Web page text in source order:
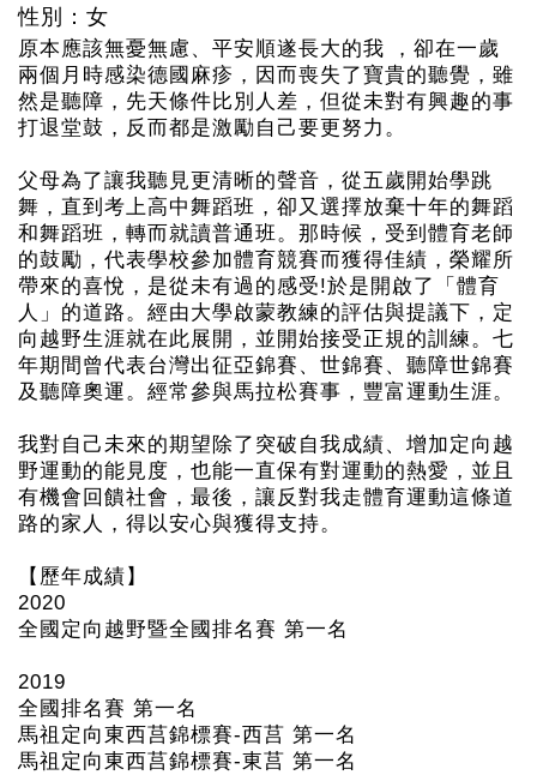
性別：女
原本應該無憂無慮、平安順遂長大的我 ，卻在一歲
兩個月時感染德國麻疹，因而喪失了寶貴的聽覺，雖
然是聽障，先天條件比別人差，但從未對有興趣的事
打退堂鼓，反而都是激勵自己要更努力。
父母為了讓我聽見更清晰的聲音，從五歲開始學跳
舞，直到考上高中舞蹈班，卻又選擇放棄十年的舞蹈
和舞蹈班，轉而就讀普通班。那時候，受到體育老師
的鼓勵，代表學校參加體育競賽而獲得佳績，榮耀所
帶來的喜悅，是從未有過的感受!於是開啟了「體育
人」的道路。經由大學啟蒙教練的評估與提議下，定
向越野生涯就在此展開，並開始接受正規的訓練。七
年期間曾代表台灣出征亞錦賽、世錦賽、聽障世錦賽
及聽障奧運。經常參與馬拉松賽事，豐富運動生涯。
我對自己未來的期望除了突破自我成績、增加定向越
野運動的能見度，也能一直保有對運動的熱愛，並且
有機會回饋社會，最後，讓反對我走體育運動這條道
路的家人，得以安心與獲得支持。
【歷年成績】
2020
全國定向越野暨全國排名賽 第一名
2019
全國排名賽 第一名
馬祖定向東西莒錦標賽-西莒 第一名
馬祖定向東西莒錦標賽-東莒 第一名